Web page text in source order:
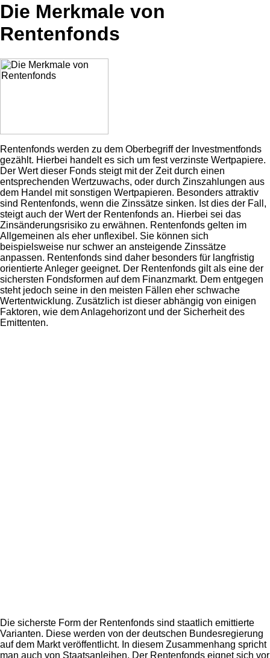
Die Merkmale von
Rentenfonds
Rentenfonds werden zu dem Oberbegriff der Investmentfonds
gezählt. Hierbei handelt es sich um fest verzinste Wertpapiere.
Der Wert dieser Fonds steigt mit der Zeit durch einen
entsprechenden Wertzuwachs, oder durch Zinszahlungen aus
dem Handel mit sonstigen Wertpapieren. Besonders attraktiv
sind Rentenfonds, wenn die Zinssätze sinken. Ist dies der Fall,
steigt auch der Wert der Rentenfonds an. Hierbei sei das
Zinsänderungsrisiko zu erwähnen. Rentenfonds gelten im
Allgemeinen als eher unflexibel. Sie können sich
beispielsweise nur schwer an ansteigende Zinssätze
anpassen. Rentenfonds sind daher besonders für langfristig
orientierte Anleger geeignet. Der Rentenfonds gilt als eine der
sichersten Fondsformen auf dem Finanzmarkt. Dem entgegen
steht jedoch seine in den meisten Fällen eher schwache
Wertentwicklung. Zusätzlich ist dieser abhängig von einigen
Faktoren, wie dem Anlagehorizont und der Sicherheit des
Emittenten.
Die sicherste Form der Rentenfonds sind staatlich emittierte
Varianten. Diese werden von der deutschen Bundesregierung
auf dem Markt veröffentlicht. In diesem Zusammenhang spricht
man auch von Staatsanleihen. Der Rentenfonds eignet sich vor